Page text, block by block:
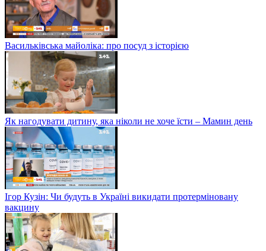
Васильківська майоліка: про посуд з історією
Як нагодувати дитину, яка ніколи не хоче їсти – Мамин день
Ігор Кузін: Чи будуть в Україні викидати протерміновану
вакцину